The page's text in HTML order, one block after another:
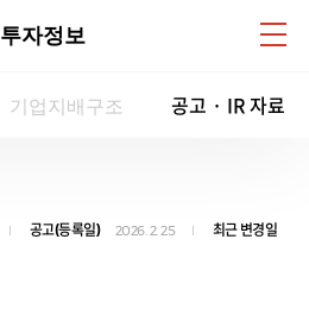
투자정보
기업지배구조 공고 · IR 자료
공고(등록일) 2026. 2. 25 최근 변경일